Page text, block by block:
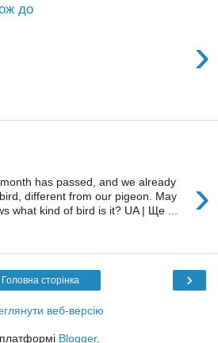
до
›
›
has passed, and we already
different from our pigeon. May
what kind of bird is it? UA | Ще ...
›
Головна сторінка
веб-версію
Blogger.